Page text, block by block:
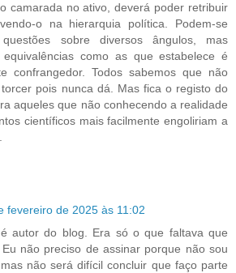
camarada no ativo, deverá poder retribuir
o na hierarquia política. Podem-se
sobre diversos ângulos, mas
como as que estabelece é
confrangedor. Todos sabemos que não
pois nunca dá. Mas fica o registo do
aqueles que não conhecendo a realidade
científicos mais facilmente engoliriam a
fevereiro de 2025 às 11:02
autor do blog. Era só o que faltava que
não preciso de assinar porque não sou
não será difícil concluir que faço parte